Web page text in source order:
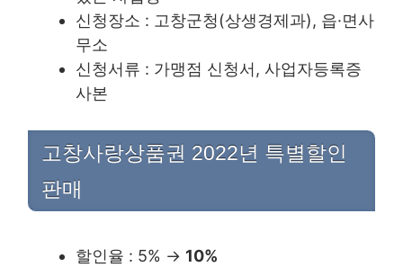
신청장소 : 고창군청(상생경제과), 읍·면사
무소
신청서류 : 가맹점 신청서, 사업자등록증
사본
고창사랑상품권 2022년 특별할인
판매
할인율 : 5% → 10%